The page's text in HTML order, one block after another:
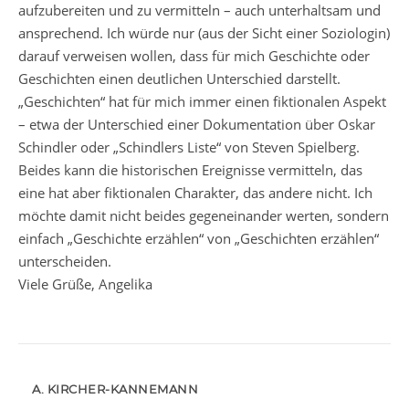
aufzubereiten und zu vermitteln – auch unterhaltsam und
ansprechend. Ich würde nur (aus der Sicht einer Soziologin)
darauf verweisen wollen, dass für mich Geschichte oder
Geschichten einen deutlichen Unterschied darstellt.
„Geschichten“ hat für mich immer einen fiktionalen Aspekt
– etwa der Unterschied einer Dokumentation über Oskar
Schindler oder „Schindlers Liste“ von Steven Spielberg.
Beides kann die historischen Ereignisse vermitteln, das
eine hat aber fiktionalen Charakter, das andere nicht. Ich
möchte damit nicht beides gegeneinander werten, sondern
einfach „Geschichte erzählen“ von „Geschichten erzählen“
unterscheiden.
Viele Grüße, Angelika
A. KIRCHER-KANNEMANN